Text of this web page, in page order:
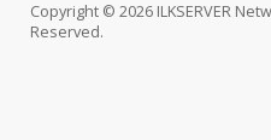
Copyright © 2026 ILKSERVER
Reserved.